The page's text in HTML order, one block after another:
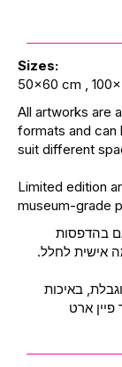
Sizes:
50x60 cm ,
All artworks are
formats and
suit different
Limited edition
museum-grade
בהדפסות
אישית לחלל.
באיכות
פיין ארט